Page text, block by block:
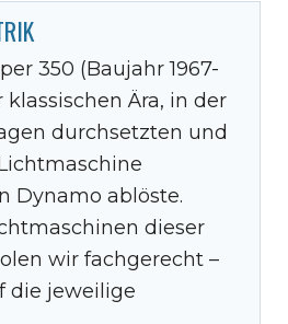
350 (Baujahr 1967-
klassischen Ära, in der
durchsetzten und
Dynamo ablöste.
dieser
wir fachgerecht –
die jeweilige